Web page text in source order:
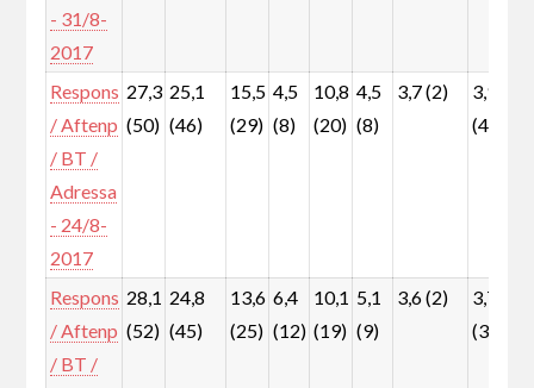
- 31/8-
2017
Respons
/ Aftenp
/ BT /
Adressa
- 24/8-
2017
27,3
(50)
25,1
(46)
15,5
(29)
4,5
(8)
10,8
(20)
4,5
(8)
3,7 (2)
3,9
(4)
Respons
/ Aftenp
/ BT /
28,1
(52)
24,8
(45)
13,6
(25)
6,4
(12)
10,1
(19)
5,1
(9)
3,6 (2)
3,7
(3)